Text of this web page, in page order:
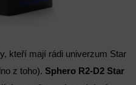
kteří mají rádi univerzum Star
z toho). Sphero R2-D2 Star